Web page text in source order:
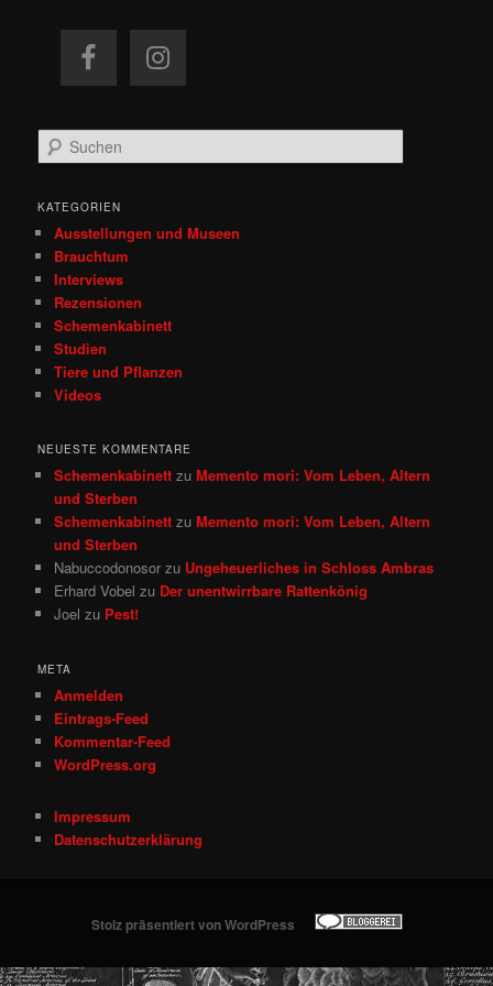
u
h
KATEGORIEN
Ausstellungen und Museen
Brauchtum
Interviews
Rezensionen
Schemenkabinett
Studien
Tiere und Pflanzen
Videos
NEUESTE KOMMENTARE
Schemenkabinett zuMemento mori: Vom Leben, Altern
und Sterben
Schemenkabinett zuMemento mori: Vom Leben, Altern
und Sterben
Nabuccodonosor zu Ungeheuerliches in Schloss Ambras
Erhard Vobel zu Der unentwirrbare Rattenkönig
Joel zu Pest!
META
Anmelden
Eintrags-Feed
Kommentar-Feed
WordPress.org
Impressum
Datenschutzerklärung
Stolz präsentiert von WordPress